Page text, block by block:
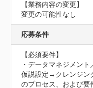
【業務内容の変更】
変更の可能性なし
応募条件
【必須要件】
・データマネジメント
仮説設定→クレンジ
のプロセス、および要